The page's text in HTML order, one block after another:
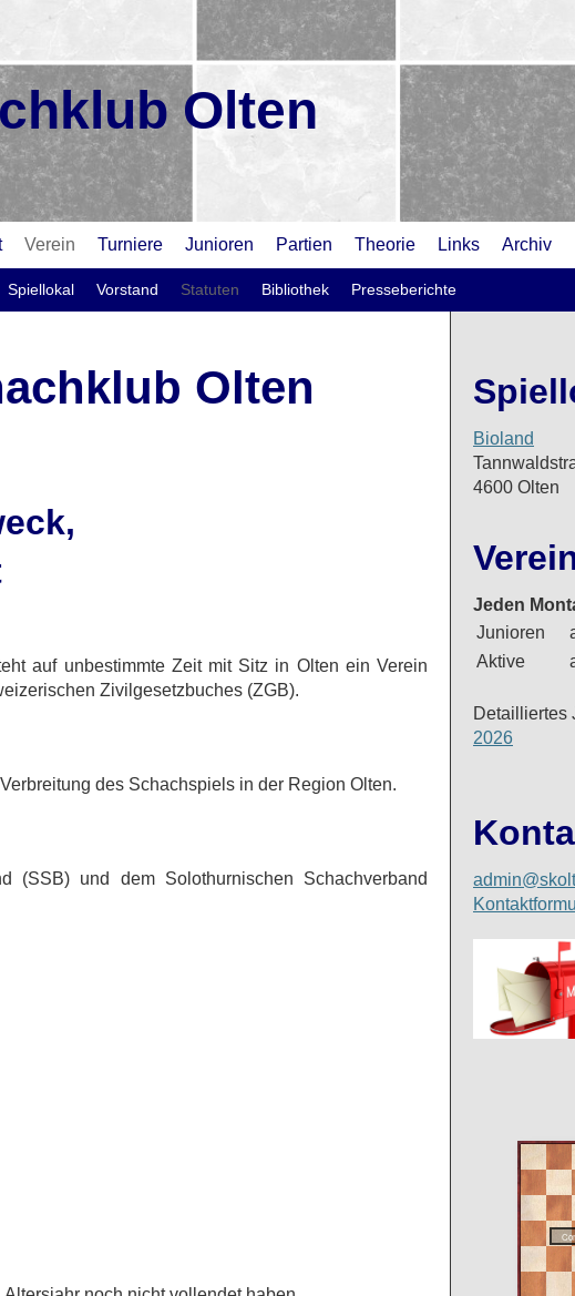
Olten
Verein Turniere Junioren Partien Theorie Links Archiv
Spiellokal Vorstand Statuten Bibliothek Presseberichte
Olten
auf unbestimmte Zeit mit Sitz in Olten ein Verein
Zivilgesetzbuches (ZGB).
des Schachspiels in der Region Olten.
(SSB) und dem Solothurnischen Schachverband
Bioland
4600 Olten
Jeden
Junioren
Aktive
Detailliertes
2026